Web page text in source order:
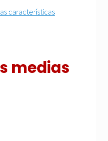
características
medias